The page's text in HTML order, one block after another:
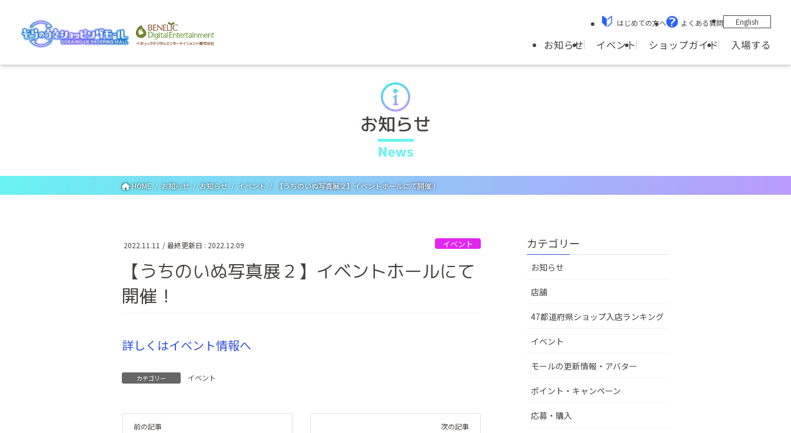
はじめての方へ よくある質問 English
お知らせ イベント ショップガイド 入場する
お知らせ
News
HOME お知らせ お知らせ イベント 【うちのいぬ写真展２】イベントホールにて開催！
2022.11.11 / 最終更新日 : 2022.12.09 イベント
【うちのいぬ写真展２】イベントホールにて
開催！
詳しくはイベント情報へ
カテゴリー イベント
前の記事 次の記事
カテゴリー
お知らせ
店舖
47都道府県ショップ入店ランキング
イベント
モールの更新情報・アバター
ポイント・キャンペーン
応募・購入